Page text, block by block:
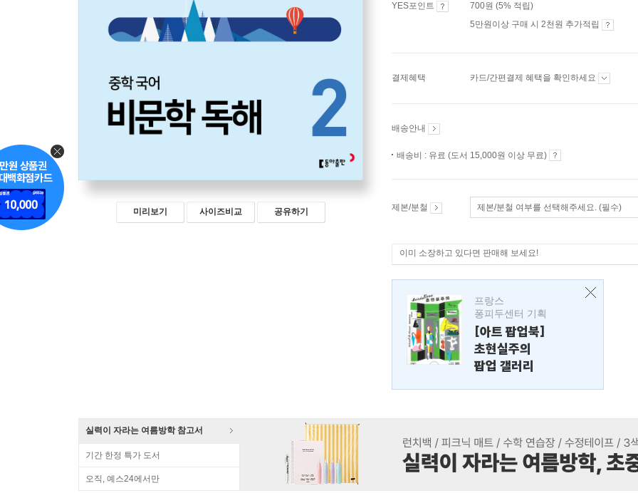
미리보기 사이즈비교 공유하기
YES포인트
700원 (5% 적립)
5만원이상 구매 시 2천원 추가적립
결제혜택 카드/간편결제 혜택을 확인하세요
배송안내
배송비 : 유료 (도서 15,000원 이상 무료)
제본/분철 제본/분철 여부를 선택해주세요. (필수)
이미 소장하고 있다면 판매해 보세요!
프랑스
퐁피두센터 기획
[아트 팝업북]
초현실주의
팝업 갤러리
실력이 자라는 여름방학 참고서
기간 한정 특가 도서
오직, 예스24에서만